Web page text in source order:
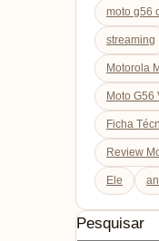
moto g56
streaming
Motorola
Moto G56
Ficha
Review
Ele
Pesquisar